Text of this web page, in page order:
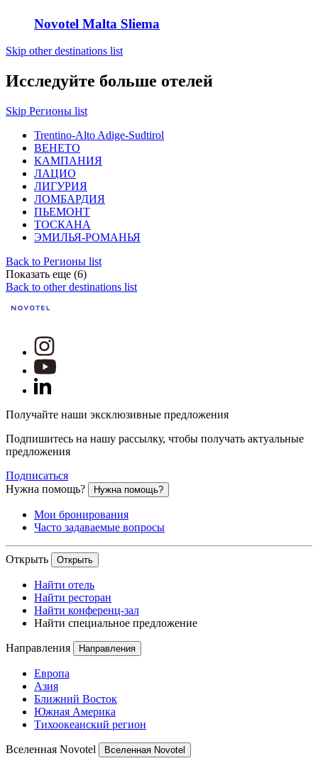
Novotel Malta Sliema
Skip other destinations list
Исследуйте больше отелей
Skip Регионы list
Trentino-Alto Adige-Sudtirol
ВЕНЕТО
КАМПАНИЯ
ЛАЦИО
ЛИГУРИЯ
ЛОМБАРДИЯ
ПЬЕМОНТ
ТОСКАНА
ЭМИЛЬЯ-РОМАНЬЯ
Back to Регионы list
Показать еще (6)
Back to other destinations list
Получайте наши эксклюзивные предложения
Подпишитесь на нашу рассылку, чтобы получать актуальные
предложения
Подписаться
Нужна помощь?
Нужна помощь?
Мои бронирования
Часто задаваемые вопросы
Открыть Открыть
Найти отель
Найти ресторан
Найти конференц-зал
Найти специальное предложение
Направления Направления
Европа
Азия
Ближний Восток
Южная Америка
Тихоокеанский регион
Вселенная Novotel Вселенная Novotel